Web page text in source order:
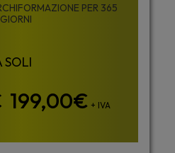
PER 365
GIORNI
199,00€ + IVA